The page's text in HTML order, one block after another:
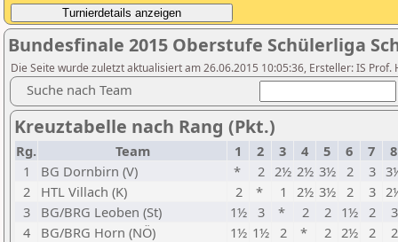
Bundesfinale 2015 Oberstufe Schülerliga
Die Seite wurde zuletzt aktualisiert am 26.06.2015 10:05:36, Ersteller: IS
Suche nach Team
Kreuztabelle nach Rang (Pkt.)
Rg. Team 1 2 3 4 5 6 7
8
1
BG Dornbirn (V) * 2 2½ 2½ 3½ 2 3
2
HTL Villach (K) 2 * 1 2½ 3½ 2 3
3
BG/BRG Leoben (St) 1½ 3 * 2 2 1½ 2
3
4
BG/BRG Horn (NÖ) 1½ 1½ 2 * 2 2½ 2
2